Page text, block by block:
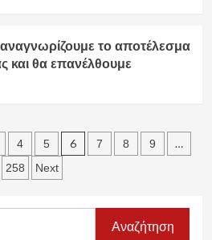
το αποτέλεσμα
και θα επανέλθουμε
4 5 6 7 8 9 …
258 Next